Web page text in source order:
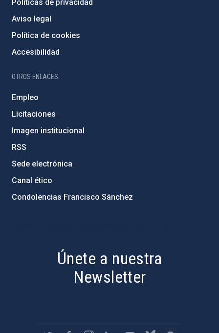
Políticas de privacidad
Aviso legal
Política de cookies
Accesibilidad
OTROS ENLACES
Empleo
Licitaciones
Imagen institucional
RSS
Sede electrónica
Canal ético
Condolencias Francisco Sánchez
Únete a nuestra
Newsletter